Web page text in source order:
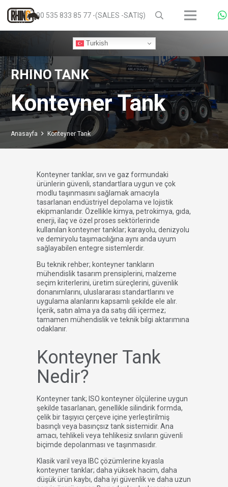
+90 535 833 85 77 -(SALES -SATIŞ)
Turkish
RHINO TANK
Konteyner Tank
Anasayfa Konteyner Tank
Konteyner tanklar, sıvı ve gaz formundaki
ürünlerin güvenli, standartlara uygun ve çok
modlu taşınmasını sağlamak amacıyla
tasarlanan endüstriyel depolama ve lojistik
ekipmanlarıdır. Özellikle kimya, petrokimya, gıda,
enerji, ilaç ve özel proses sektörlerinde
kullanılan konteyner tanklar; karayolu, denizyolu
ve demiryolu taşımacılığına aynı anda uyum
sağlayabilen entegre sistemlerdir.
Bu teknik rehber; konteyner tankların
mühendislik tasarım prensiplerini, malzeme
seçim kriterlerini, üretim süreçlerini, güvenlik
donanımlarını, uluslararası standartlarını ve
uygulama alanlarını kapsamlı şekilde ele alır.
İçerik, satın alma ya da satış dili içermez;
tamamen mühendislik ve teknik bilgi aktarımına
odaklanır.
Konteyner Tank
Nedir?
Konteyner tank; ISO konteyner ölçülerine uygun
şekilde tasarlanan, genellikle silindirik formda,
çelik bir taşıyıcı çerçeve içine yerleştirilmiş
basınçlı veya basınçsız tank sistemidir. Ana
amacı, tehlikeli veya tehlikesiz sıvıların güvenli
biçimde depolanması ve taşınmasıdır.
Klasik varil veya IBC çözümlerine kıyasla
konteyner tanklar; daha yüksek hacim, daha
düşük ürün kaybı, daha iyi güvenlik ve daha uzun